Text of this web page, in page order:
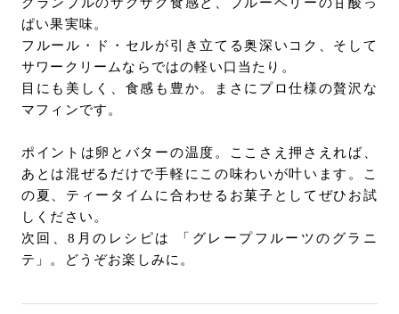
ぱい果実味。
フルール・ド・セルが引き立てる奥深いコク、そして
サワークリームならではの軽い口当たり。
目にも美しく、食感も豊か。まさにプロ仕様の贅沢な
マフィンです。
ポイントは卵とバターの温度。ここさえ押さえれば、
あとは混ぜるだけで手軽にこの味わいが叶います。こ
の夏、ティータイムに合わせるお菓子としてぜひお試
しください。
次回、8月のレシピは 「グレープフルーツのグラニ
テ」。どうぞお楽しみに。